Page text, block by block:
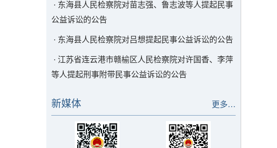
· 东海县人民检察院对苗志强、鲁志波等人提起民事
公益诉讼的公告
· 东海县人民检察院对吕想提起民事公益诉讼的公告
· 江苏省连云港市赣榆区人民检察院对许国香、李萍
等人提起刑事附带民事公益诉讼的公告
更多…
新媒体